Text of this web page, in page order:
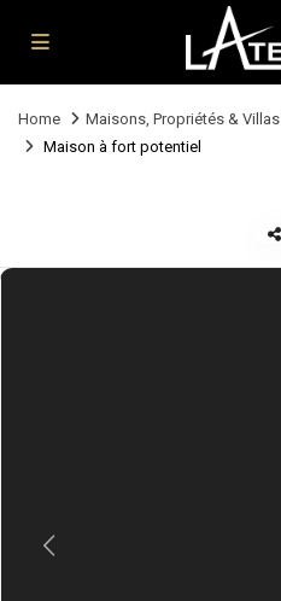
Home Maisons, Propriétés & Villas
Maison à fort potentiel